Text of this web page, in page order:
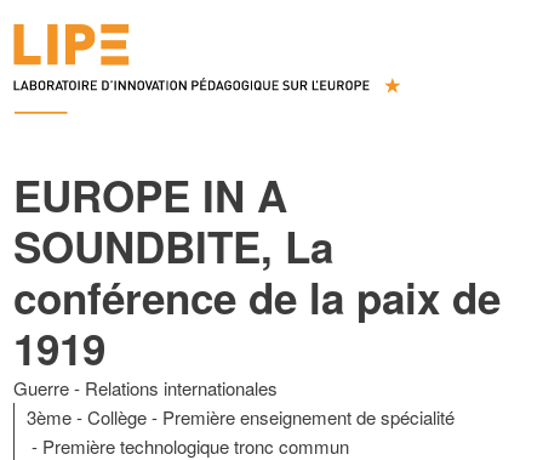
EUROPE IN A
SOUNDBITE, La
conférence de la paix de
1919
Guerre
Relations internationales
3ème
Collège
Première enseignement de spécialité
Première technologique tronc commun